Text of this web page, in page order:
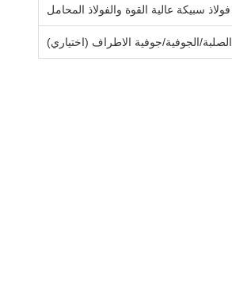
فولاذ سبيكة عالية القوة والفولاذ المحامل
الصلبة/الجوفية/جوفية الاطراف (اختياري)